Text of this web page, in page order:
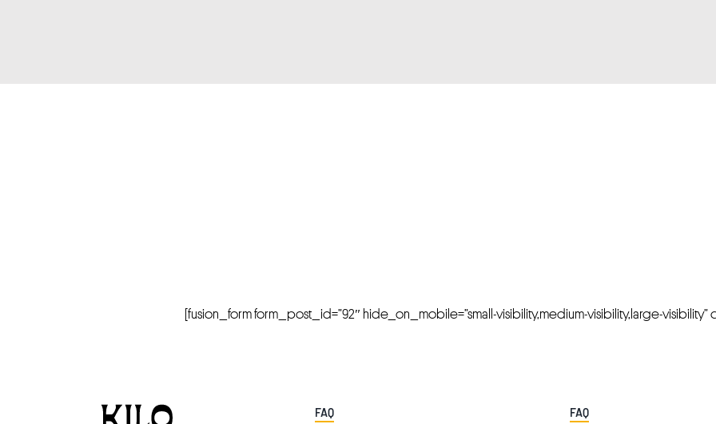
[fusion_form form_post_id=”92″ hide_on_mobile=”small-visibility,medium-visibility,large-visibility”
FAQ FAQ